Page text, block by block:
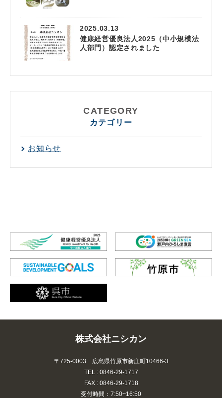
2025.03.13
健康経営優良法人2025（中小規模法
人部門）認定されました
CATEGORY
カテゴリー
お知らせ
株式会社ニシカン
〒725-0003 広島県竹原市新庄町10466-3
TEL : 0846-29-1717
FAX : 0846-29-1718
受付時間：7:50~16:50